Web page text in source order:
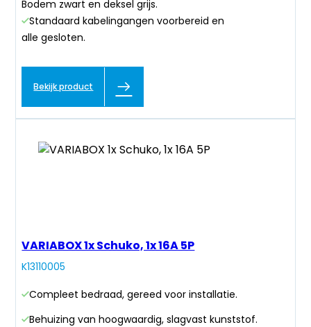
Bodem zwart en deksel grijs.
Standaard kabelingangen voorbereid en
alle gesloten.
Bekijk product
VARIABOX 1x Schuko, 1x 16A 5P
K13110005
Compleet bedraad, gereed voor installatie.
Behuizing van hoogwaardig, slagvast kunststof.